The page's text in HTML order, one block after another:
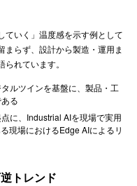
ていく」温度感を示す例として
らず、設計から製造・運用ま
れています。
ルツインを基盤に、製品・工
る
に、Industrial AIを現場で実用
現場におけるEdge AIによるリ
トレンド